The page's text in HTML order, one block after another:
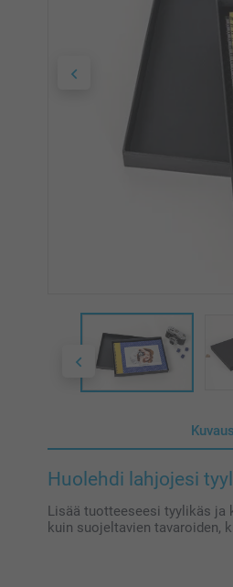
Kuvaus
Huolehdi lahjojesi
Lisää tuotteeseesi tyylikäs ja
kuin suojeltavien tavaroiden,